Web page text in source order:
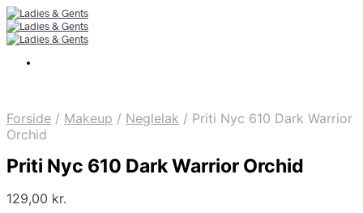
Forside / Makeup / Neglelak / Priti Nyc 610 Dark Warrior
Orchid
Priti Nyc 610 Dark Warrior Orchid
129,00 kr.